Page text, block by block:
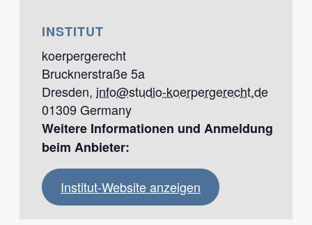
INSTITUT
koerpergerecht
Brucknerstraße 5a
Dresden, info@studio-koerpergerecht.de
01309 Germany
Institut-Website anzeigen